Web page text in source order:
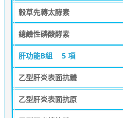
穀草先轉太酵素
總鹼性磷酸酵素
肝功能B組 5 項
乙型肝炎表面抗體
乙型肝炎表面抗原